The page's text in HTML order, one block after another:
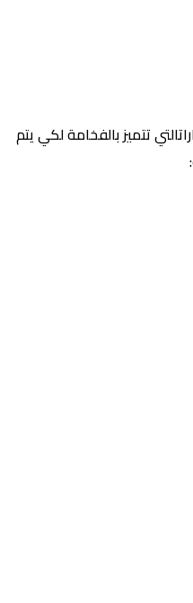
تتميز بالفخامة لكي يتم